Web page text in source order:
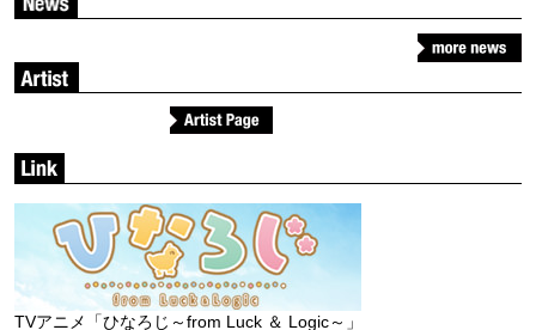
TRUE
TVアニメ「ひなろじ～from Luck ＆ Logic～」